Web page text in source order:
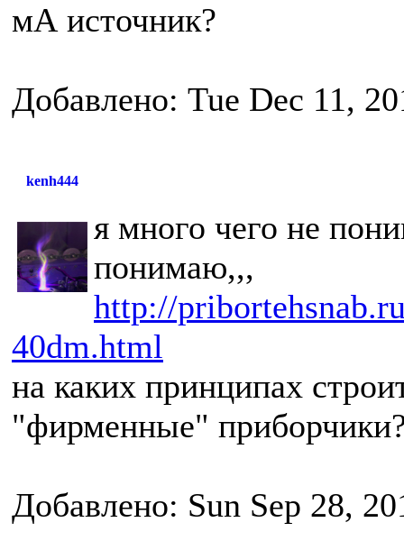
мА источник?
Добавлено: Tue Dec 11,
kenh444
я много чего не
понимаю,,,
http://
40dm.html
на каких принципах
"фирменные"
Добавлено: Sun Sep 28,